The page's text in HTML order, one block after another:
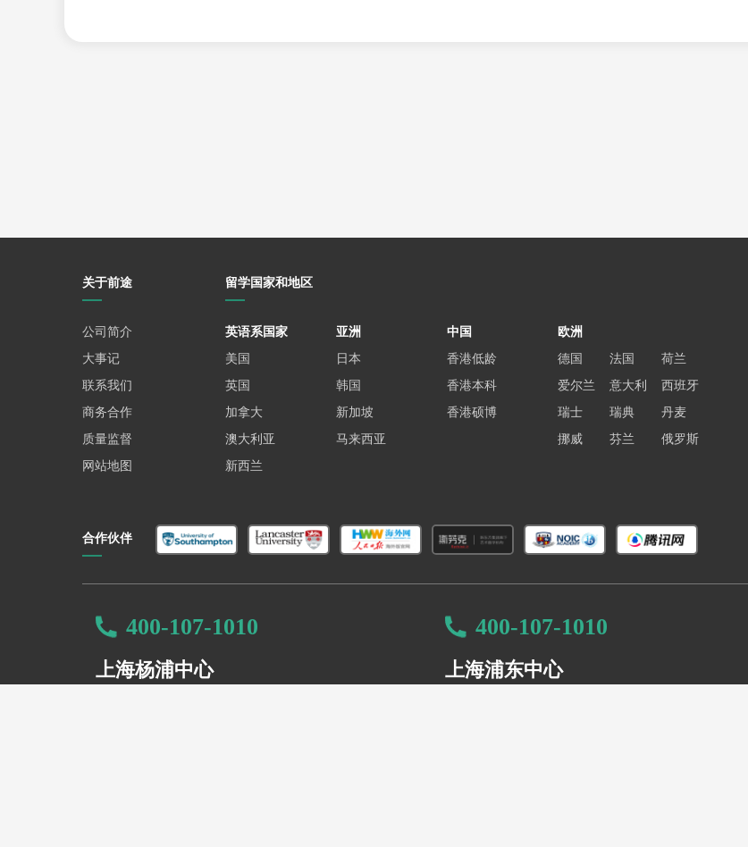
在申请季来临之际，建议考生结合自身兴趣、背景和职业规划，理性选择专业，避免盲目追逐热门。
★免费留学咨询热线 :0431-85181333
★地址 :吉林省长春市解放大路1888号长春国际金融中心A座11层
【免责声明】
1个别文章内容来源于网络善意转载，版权归原作者所有，如侵权，请联系删除；
2、所有图片来源于网络，版权归原作者所有。如有侵权问题请告知，我们会立即处理。
关于前途
公司简介
大事记
联系我们
商务合作
质量监督
网站地图
留学国家和地区
英语系国家
美国
英国
加拿大
澳大利亚
新西兰
亚洲
日本
韩国
新加坡
马来西亚
中国
香港低龄
香港本科
香港硕博
欧洲
德国
法国
荷兰
爱尔兰
意大利
西班牙
瑞士
瑞典
丹麦
挪威
芬兰 俄罗斯
合作伙伴
400-107-1010
上海杨浦中心
400-107-1010
上海浦东中心